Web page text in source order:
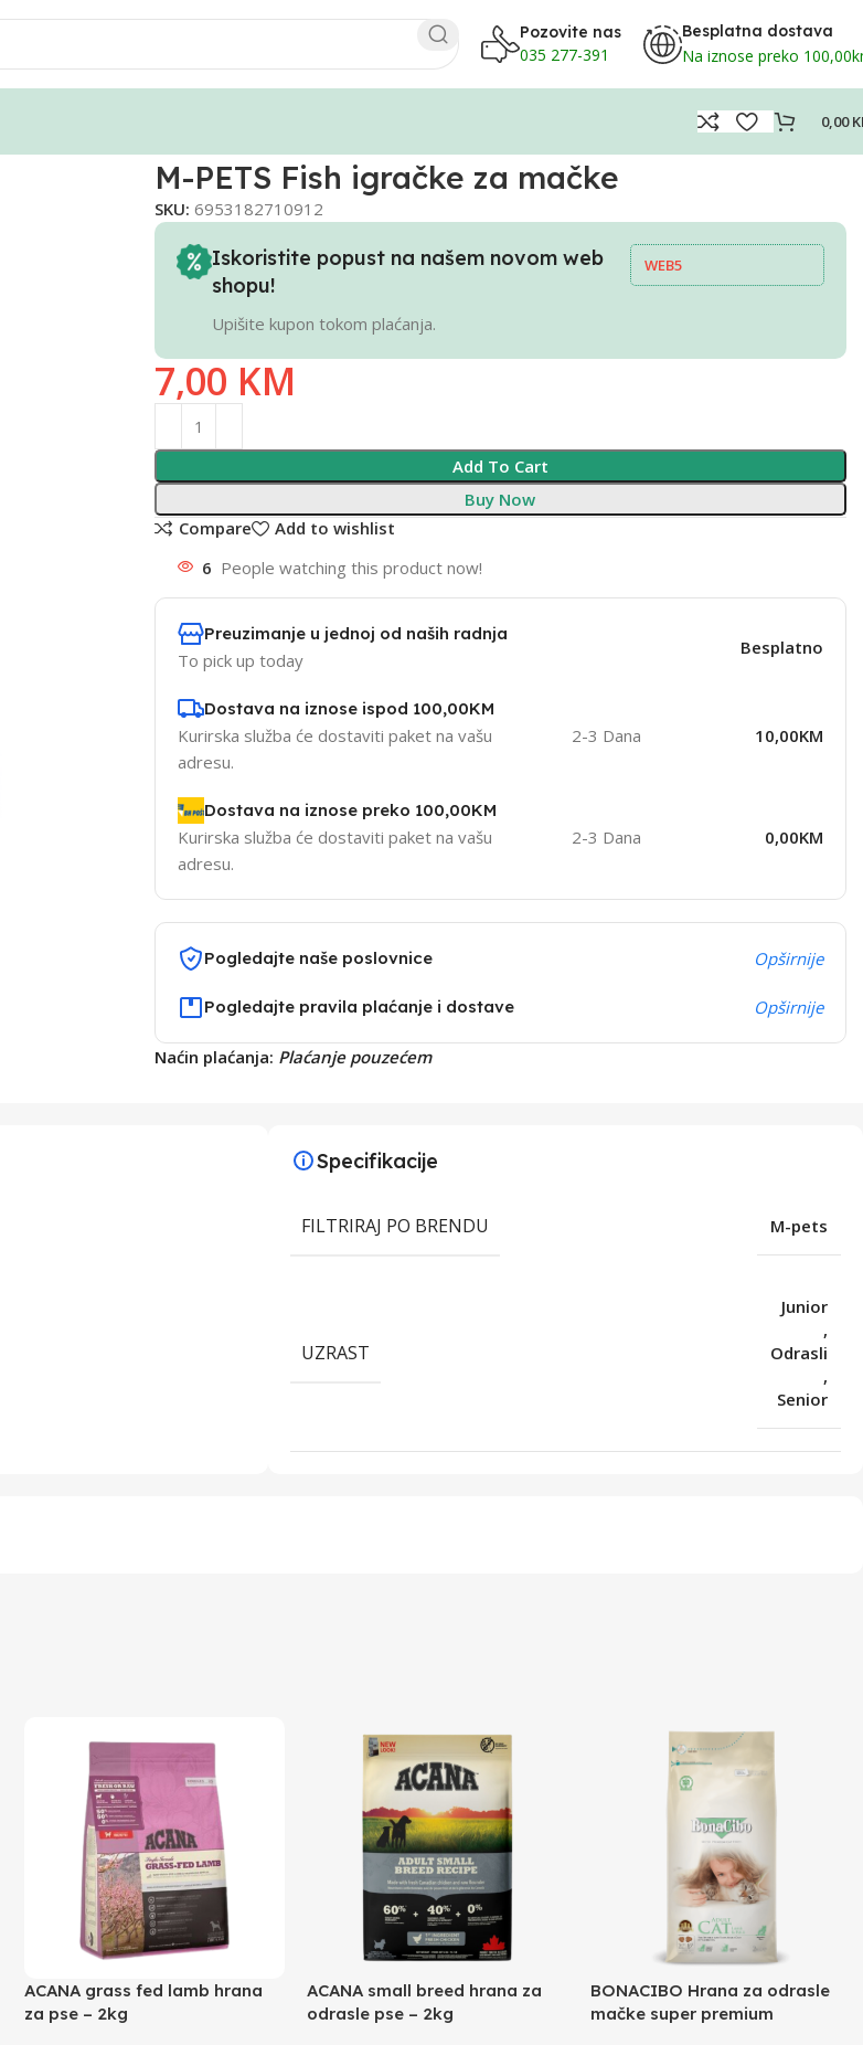
Pozovite nas
035 277-391
Besplatna dostava
Na iznose preko
0,00
M-PETS Fish igračke za mačke
SKU: 6953182710912
Iskoristite popust na našem novom web
shopu!
Upišite kupon tokom plaćanja.
WEB5
7,00 KM
Add To Cart
Buy Now
Compare
Add to wishlist
6 People watching this product now!
Preuzimanje u jednoj od naših radnja
To pick up today
Besplatno
Dostava na iznose ispod 100,00KM
Kurirska služba će dostaviti paket na vašu
adresu.
2-3 Dana 10,00KM
Dostava na iznose preko 100,00KM
Kurirska služba će dostaviti paket na vašu
adresu.
2-3 Dana 0,00KM
Pogledajte naše poslovnice Opširnije
Pogledajte pravila plaćanje i dostave Opširnije
Naćin plaćanja: Plaćanje pouzećem
Specifikacije
FILTRIRAJ PO BRENDU M-pets
UZRAST
Junior
,
Odrasli
,
Senior
ACANA grass fed lamb hrana
za pse – 2kg
ACANA small breed hrana za
odrasle pse – 2kg
BONACIBO Hrana za odrasle
mačke super premium